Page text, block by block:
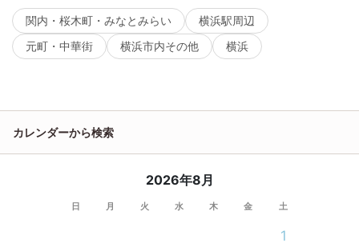
関内・桜木町・みなとみらい
横浜駅周辺
元町・中華街
横浜市内その他 横浜
カレンダーから検索
2026年8月
日 月 火 水 木 金 土
1